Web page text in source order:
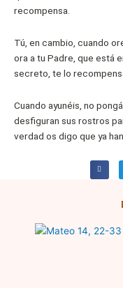
recompensa.
Tú, en cambio, cuando
ora a tu Padre, que está
secreto, te lo
Cuando ayunéis, no
desfiguran sus rostros
verdad os digo que ya